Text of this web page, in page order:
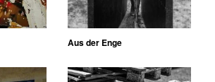
Aus der Enge